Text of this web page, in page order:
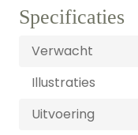
Specificaties
Verwacht
Illustraties
Uitvoering